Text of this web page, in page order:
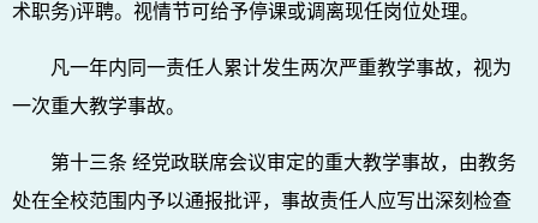
术职务)评聘。视情节可给予停课或调离现任岗位处理。
凡一年内同一责任人累计发生两次严重教学事故，视为
一次重大教学事故。
第十三条 经党政联席会议审定的重大教学事故，由教务
处在全校范围内予以通报批评，事故责任人应写出深刻检查